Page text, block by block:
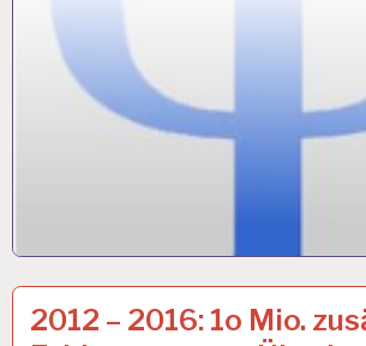
12-
STUNDEN-
2012 – 2016: 1o Mio.
7 MAI 2018